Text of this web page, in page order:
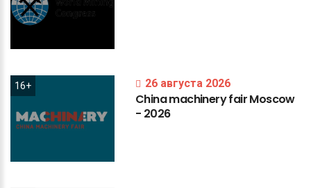
16+ 26 августа 2026
ChinamachineryfairMoscow
- 2026